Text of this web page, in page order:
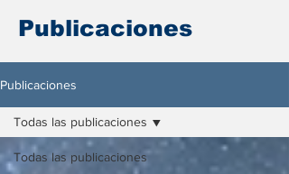
Publicaciones
Publicaciones
Todas las publicaciones
Todas las publicaciones